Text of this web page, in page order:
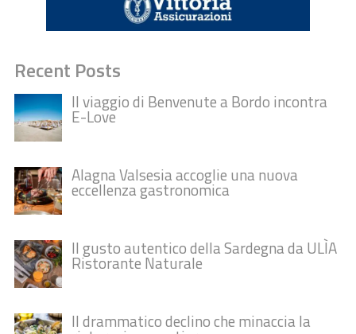
Recent Posts
Il viaggio di Benvenute a Bordo incontra
E-Love
Alagna Valsesia accoglie una nuova
eccellenza gastronomica
Il gusto autentico della Sardegna da ULÌA
Ristorante Naturale
Il drammatico declino che minaccia la